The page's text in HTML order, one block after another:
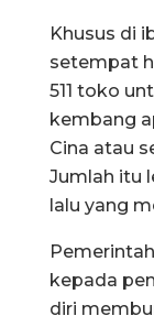
Khusus di
setempat
511 toko
kembang
Cina atau
Jumlah itu
lalu yang
kepada
diri